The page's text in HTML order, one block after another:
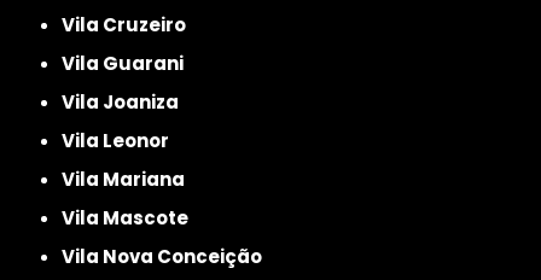
Vila Cruzeiro
Vila Guarani
Vila Joaniza
Vila Leonor
Vila Mariana
Vila Mascote
Vila Nova Conceição